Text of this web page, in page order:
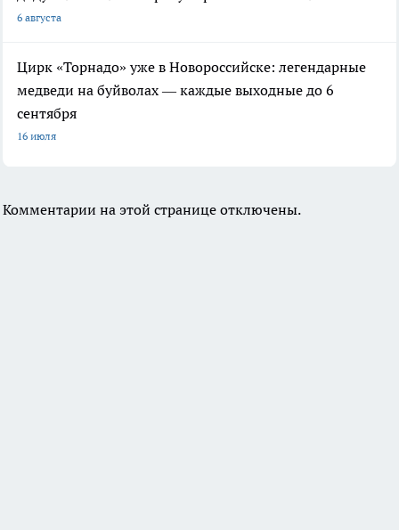
6 августа
Цирк «Торнадо» уже в Новороссийске: легендарные
медведи на буйволах — каждые выходные до 6
сентября
16 июля
Комментарии на этой странице отключены.